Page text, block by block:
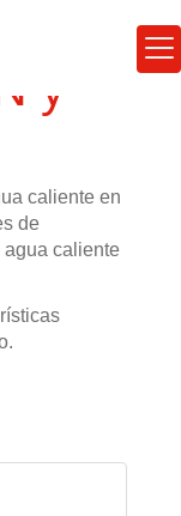
y
caliente en
de
agua caliente